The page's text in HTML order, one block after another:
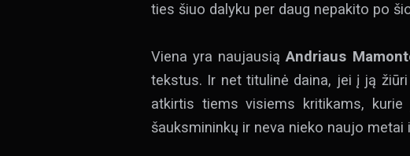
ties šiuo dalyku per daug nepakito po
Viena yra naujausiąAndriaus
tekstus. Ir net titulinė daina, jei į ją
atkirtis tiems visiems kritikams, kurie
šauksmininkų ir neva nieko naujo